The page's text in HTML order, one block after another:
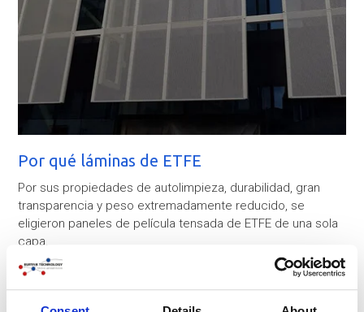
Por qué láminas de ETFE
Por sus propiedades de autolimpieza, durabilidad, gran
transparencia y peso extremadamente reducido, se
eligieron paneles de película tensada de ETFE de una sola
capa.
Para absorber la succión del viento y la nieve, las
membranas de ETFE están equipadas con sistemas de
cables de acero inoxidable.